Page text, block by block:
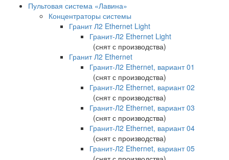
Пультовая система «Лавина»
Концентраторы системы
Гранит Л2 Ethernet Light
Гранит-Л2 Ethernet Light
(снят с производства)
Гранит Л2 Ethernet
Гранит-Л2 Ethernet, вариант 01
(снят с производства)
Гранит-Л2 Ethernet, вариант 02
(снят с производства)
Гранит-Л2 Ethernet, вариант 03
(снят с производства)
Гранит-Л2 Ethernet, вариант 04
(снят с производства)
Гранит-Л2 Ethernet, вариант 05